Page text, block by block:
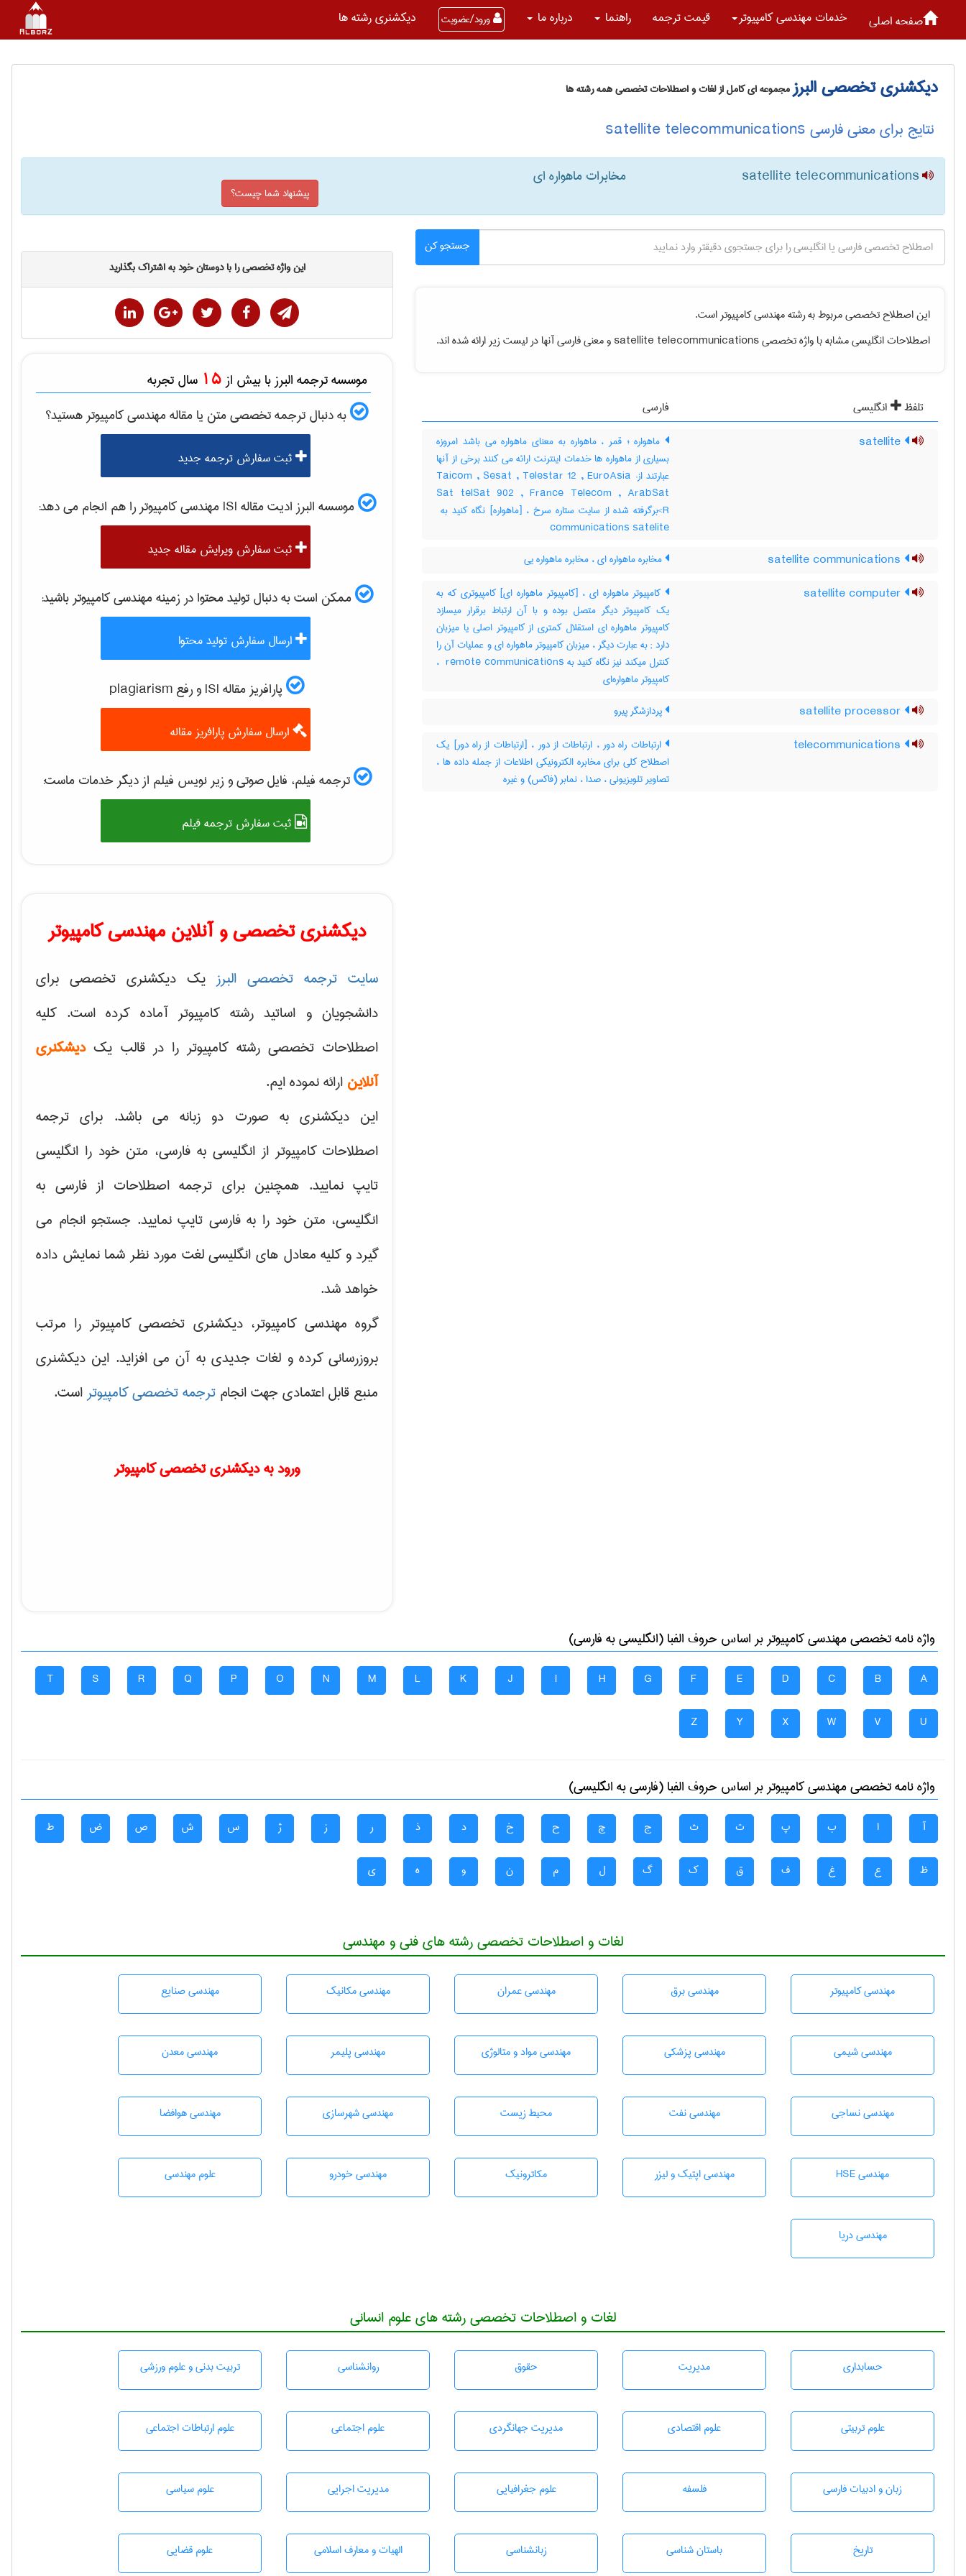
صفحه اصلی خدمات مهندسی كامپيوتر قیمت ترجمه راهنما درباره ما ورود/عضویت دیکشنری رشته ها
دیکشنری تخصصی البرزمجموعه ای کامل از لغات و اصطلاحات تخصصی همه رشته ها
نتایج برای معنی فارسی satellite telecommunications
satellite telecommunications مخابرات ماهواره ای
پیشنهاد شما چیست؟
جستجو کن
این اصطلاح تخصصی مربوط به رشتهمهندسی كامپيوتراست.
اصطلاحات انگلیسی مشابه با واژه تخصصیsatellite telecommunicationsو معنی فارسی آنها در لیست زیر ارائه شده اند.
تلفظ انگلیسی
فارسی
ماهواره ؛ قمر ، ماهواره به معنای ماهواره می باشد امروزه
بسیاری از ماهواره ها خدمات اینترنت ارائه می کنند برخی از آنها
عبارتند از: Taicom , Sesat , Telestar 12 , EuroAsia
Sat telSat 902 , France Telecom , ArabSat
communications satelite
مخابره ماهواره ای ، مخابره ماهواره یی
کامپیوتر ماهواره ای ، [کامپیوتر ماهواره ای] کامپیوتری که به
یک کامپیوتر دیگر متصل بوده و با آن ارتباط برقرار میسازد
کامپیوتر ماهواره ای استقلال کمتری از کامپیوتر اصلی یا میزبان
دارد‎ ; به عبارت دیگر ، میزبان کامپیوتر ماهواره ای و عملیات آن را
کنترل میکند نیز نگاه کنید به ‎ remote communications ،
کامپیوتر ماهواره‌ای
پردازشگر پیرو
ارتباطات راه دور ، ارتباطات از دور ، [ارتباطات از راه دور] یک
اصطلاح کلی برای مخابره الکترونیکی اطلاعات از جمله داده ها ،
تصاویر تلویزیونی ، صدا ، نمابر (فاکس) و غیره
این واژه تخصصی را با دوستان خود به اشتراک بگذارید
موسسه ترجمه البرز با بیش از 15 سال تجربه
به دنبال ترجمه تخصصی متن یا مقالهمهندسی كامپيوترهستید؟
ثبت سفارش ترجمه جدید
موسسه البرز ادیت مقاله ISI مهندسی كامپيوتررا هم انجام می دهد:
ثبت سفارش ویرایش مقاله جدید
ممکن است به دنبال تولید محتوا در زمینهمهندسی كامپيوترباشید:
ارسال سفارش تولید محتوا
پارافریز مقاله ISI و رفع plagiarism
ارسال سفارش پارافریز مقاله
ترجمه فیلم، فایل صوتی و زیر نویس فیلم از دیگر خدمات ماست:
ثبت سفارش ترجمه فیلم
دیکشنری تخصصی و آنلاین مهندسی کامپیوتر
سایت ترجمه تخصصی البرزیک دیکشنری تخصصی برای
دانشجویان و اساتید رشته کامپیوتر آماده کرده است. کلیه
اصطلاحات تخصصی رشته کامپیوتر را در قالب یکدیشکنری
آنلاین ارائه نموده ایم.
این دیکشنری به صورت دو زبانه می باشد. برای ترجمه
اصطلاحات کامپیوتر از انگلیسی به فارسی، متن خود را انگلیسی
تایپ نمایید. همچنین برای ترجمه اصطلاحات از فارسی به
انگلیسی، متن خود را به فارسی تایپ نمایید. جستجو انجام می
گیرد و کلیه معادل های انگلیسی لغت مورد نظر شما نمایش داده
خواهد شد.
گروه مهندسی کامپیوتر، دیکشنری تخصصی کامپیوتر را مرتب
بروزرسانی کرده و لغات جدیدی به آن می افزاید. این دیکشنری
منبع قابل اعتمادی جهت انجام ترجمه تخصصی کامپیوتراست.
ورود به دیکشنری تخصصی کامپیوتر
واژه نامه تخصصیمهندسی كامپيوتربر اساس حروف الفبا (انگلیسی به فارسی)
A
B
C
D
E
F
G
H
I
J
K
L
M
N
O
P
Q
R
S
T
U
V
W
X
Y
Z
واژه نامه تخصصیمهندسی كامپيوتربر اساس حروف الفبا (فارسی به انگلیسی)
آ ا ب پ ت ث ج چ ح خ د ذ ر ز ژ س ش ص ض ط
ظ ع غ ف ق ک گ ل م ن و ه ی
لغات و اصطلاحات تخصصی رشته های فنی و مهندسی
مهندسی كامپيوتر مهندسی برق مهندسی عمران مهندسی مکانیک مهندسی صنايع
مهندسي شيمی مهندسی پزشکی مهندسی مواد و متالوژی مهندسی پليمر مهندسی معدن
مهندسي نساجی مهندسی نفت محيط زيست مهندسی شهرسازی مهندسی هوافضا
مهندسی HSE مهندسی اپتیک و لیزر مکاترونیک مهندسی خودرو علوم مهندسی
مهندسی دریا
لغات و اصطلاحات تخصصی رشته های علوم انسانی
حسابداری مديريت حقوق روانشناسی تربيت بدنی و علوم ورزشی
علوم تربيتی علوم اقتصادی مديريت جهانگردی علوم اجتماعی علوم ارتباطات اجتماعی
زبان و ادبيات فارسی فلسفه علوم جغرافيايی مديريت اجرايی علوم سياسی
تاريخ باستان شناسی زبانشناسی الهیات و معارف اسلامی علوم قضایی